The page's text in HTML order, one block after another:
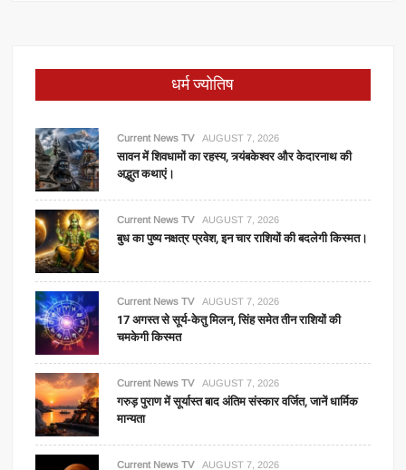
धर्म ज्योतिष
Current News TV AUGUST 7, 2026
सावन में शिवधामों का रहस्य, त्र्यंबकेश्वर और केदारनाथ की
अद्भुत कथाएं।
Current News TV AUGUST 7, 2026
बुध का पुष्य नक्षत्र प्रवेश, इन चार राशियों की बदलेगी किस्मत।
Current News TV AUGUST 7, 2026
17 अगस्त से सूर्य-केतु मिलन, सिंह समेत तीन राशियों की
चमकेगी किस्मत
Current News TV AUGUST 7, 2026
गरुड़ पुराण में सूर्यास्त बाद अंतिम संस्कार वर्जित, जानें धार्मिक
मान्यता
Current News TV AUGUST 7, 2026